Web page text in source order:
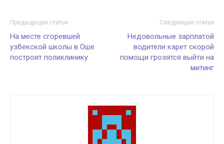
Предыдущая статья
На месте сгоревшей
узбекской школы в Оше
построят поликлинику
Следующая статья
Недовольные зарплатой
водители карет скорой
помощи грозятся выйти на
митинг